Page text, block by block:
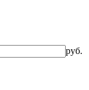
руб.